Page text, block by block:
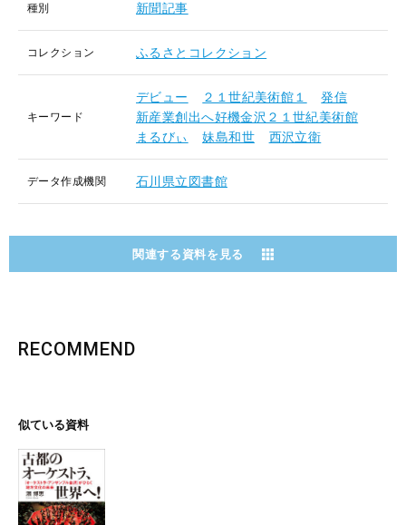
種別 新聞記事
コレクション ふるさとコレクション
キーワード
デビュー ２１世紀美術館１
発信
新産業創出へ好機金沢２１世紀美術館
まるびぃ
妹島和世 西沢立衛
データ作成機関 石川県立図書館
関連する資料を見る
RECOMMEND
似ている資料